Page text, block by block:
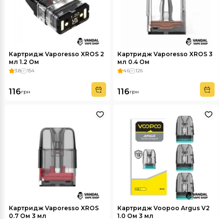
Картридж Vaporesso XROS 2
мл 1.2 Ом
3.8 154
116грн
Картридж Vaporesso XROS 3
мл 0.4 Ом
4.6 126
116грн
Картридж Vaporesso XROS
0.7 Ом 3 мл
Картридж Voopoo Argus V2
1.0 Ом 3 мл